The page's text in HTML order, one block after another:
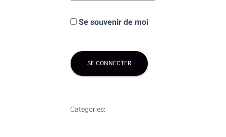
Se souvenir de moi
Categories: